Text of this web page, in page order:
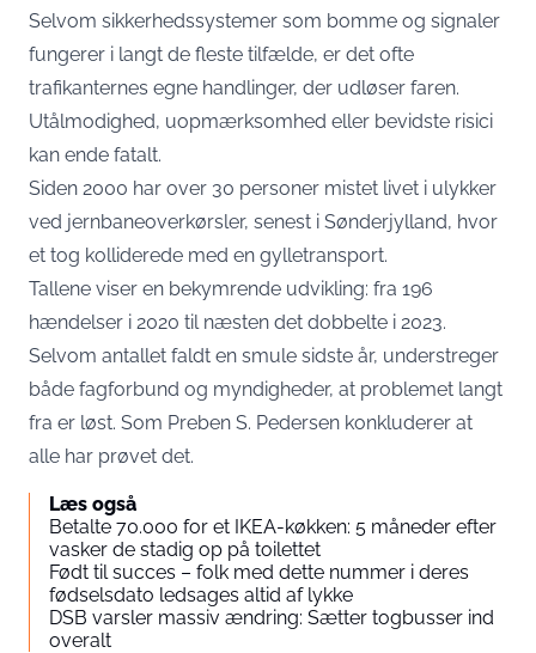
Selvom sikkerhedssystemer som bomme og signaler
fungerer i langt de fleste tilfælde, er det ofte
trafikanternes egne handlinger, der udløser faren.
Utålmodighed, uopmærksomhed eller bevidste risici
kan ende fatalt.
Siden 2000 har over 30 personer mistet livet i ulykker
ved jernbaneoverkørsler, senest i Sønderjylland, hvor
et tog kolliderede med en gylletransport.
Tallene viser en bekymrende udvikling: fra 196
hændelser i 2020 til næsten det dobbelte i 2023.
Selvom antallet faldt en smule sidste år, understreger
både fagforbund og myndigheder, at problemet langt
fra er løst. Som Preben S. Pedersen konkluderer at
alle har prøvet det.
Læs også
Betalte 70.000 for et IKEA-køkken: 5 måneder efter
vasker de stadig op på toilettet
Født til succes – folk med dette nummer i deres
fødselsdato ledsages altid af lykke
DSB varsler massiv ændring: Sætter togbusser ind
overalt